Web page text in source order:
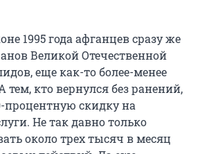
1995 года афганцев сразу же
Великой Отечественной
еще как-то более-менее
тем, кто вернулся без ранений,
процентную скидку на
Не так давно только
около трех тысяч в месяц